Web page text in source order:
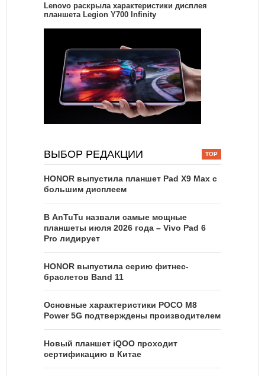
Lenovo раскрыла характеристики дисплея
планшета Legion Y700 Infinity
ВЫБОР РЕДАКЦИИ
HONOR выпустила планшет Pad X9 Max с
большим дисплеем
В AnTuTu назвали самые мощные
планшеты июля 2026 года – Vivo Pad 6
Pro лидирует
HONOR выпустила серию фитнес-
браслетов Band 11
Основные характеристики POCO M8
Power 5G подтверждены производителем
Новый планшет iQOO проходит
сертификацию в Китае